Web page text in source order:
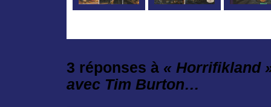
3 réponses à « Horrifikland
avec Tim Burton…